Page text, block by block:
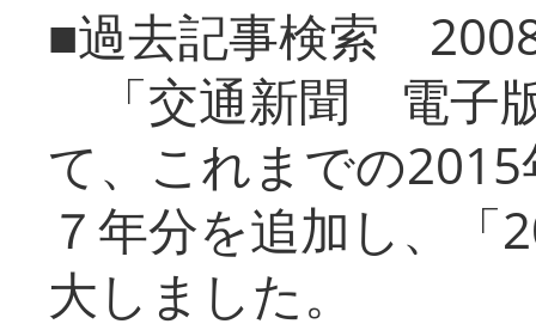
■過去記事検索
「交通新聞 電子
て、これまでの
７年分を追加し、「
大しまし